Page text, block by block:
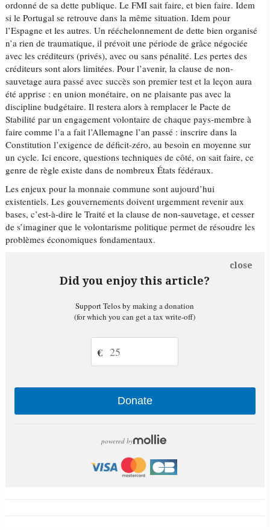
ordonné de sa dette publique. Le FMI sait faire, et bien faire. Idem
si le Portugal se retrouve dans la même situation. Idem pour
l’Espagne et les autres. Un rééchelonnement de dette bien organisé
n’a rien de traumatique, il prévoit une période de grâce négociée
avec les créditeurs (privés), avec ou sans pénalité. Les pertes des
créditeurs sont alors limitées. Pour l’avenir, la clause de non-
sauvetage aura passé avec succès son premier test et la leçon aura
été apprise : en union monétaire, on ne plaisante pas avec la
discipline budgétaire. Il restera alors à remplacer le Pacte de
Stabilité par un engagement volontaire de chaque pays-membre à
faire comme l’a a fait l’Allemagne l’an passé : inscrire dans la
Constitution l’exigence de déficit-zéro, au besoin en moyenne sur
un cycle. Ici encore, questions techniques de côté, on sait faire, ce
genre de règle existe dans de nombreux États fédéraux.
Les enjeux pour la monnaie commune sont aujourd’hui
existentiels. Les gouvernements doivent urgemment revenir aux
bases, c’est-à-dire le Traité et la clause de non-sauvetage, et cesser
de s’imaginer que le volontarisme politique permet de résoudre les
problèmes économiques fondamentaux.
Did you enjoy this article?
close
Support Telos by making a donation
(for which you can get a tax write-off)
€
Donate
powered by